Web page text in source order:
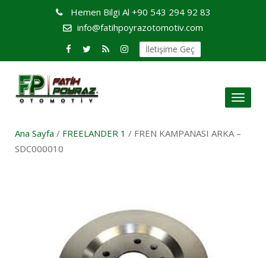
Hemen Bilgi Al +90 543 294 92 83
info@fatihpoyrazotomotiv.com
İletişime Geç
Toggle
Ana Sayfa / FREELANDER 1 / FREN KAMPANASI ARKA –
SDC000010